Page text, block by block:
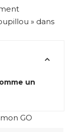
» dans
un
GO